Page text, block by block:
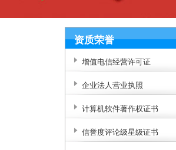
资质荣誉
增值电信经营许可证
企业法人营业执照
计算机软件著作权证书
信誉度评论级星级证书